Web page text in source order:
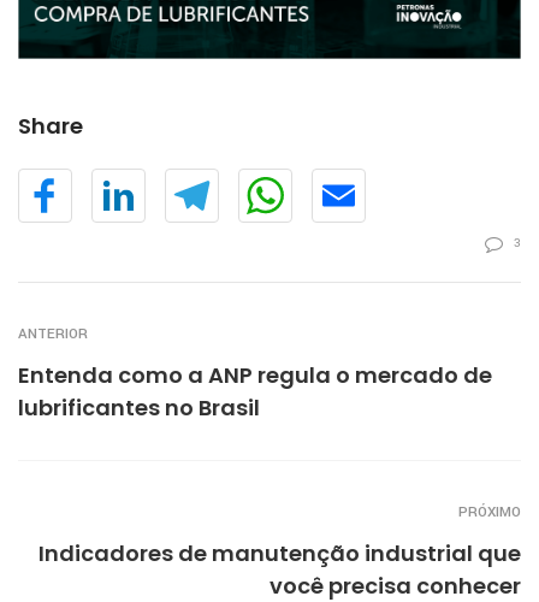
Share
3
ANTERIOR
Entenda como a ANP regula o mercado de
lubrificantes no Brasil
PRÓXIMO
Indicadores de manutenção industrial que
você precisa conhecer